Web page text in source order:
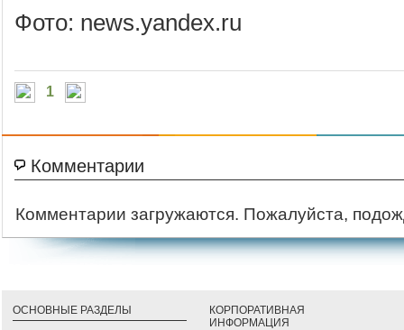
Фото: news.yandex.ru
1
Комментарии
Комментарии загружаются. Пожалуйста,
ОСНОВНЫЕ РАЗДЕЛЫ
КОРПОРАТИВНАЯ
ИНФОРМАЦИЯ